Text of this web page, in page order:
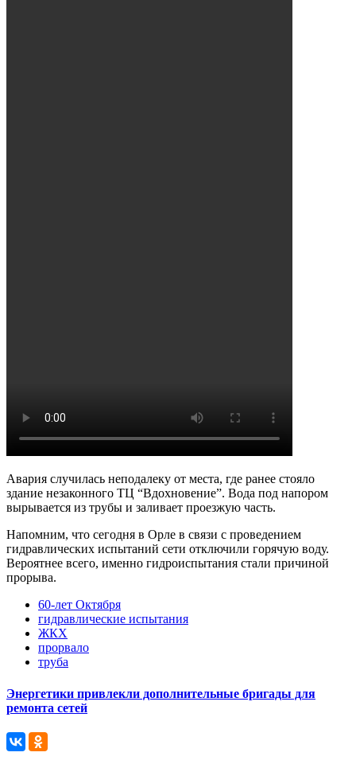
Авария случилась неподалеку от места, где ранее стояло
здание незаконного ТЦ “Вдохновение”. Вода под напором
вырывается из трубы и заливает проезжую часть.
Напомним, что сегодня в Орле в связи с проведением
гидравлических испытаний сети отключили горячую воду.
Вероятнее всего, именно гидроиспытания стали причиной
прорыва.
60-лет Октября
гидравлические испытания
ЖКХ
прорвало
труба
Энергетики привлекли дополнительные бригады для
ремонта сетей